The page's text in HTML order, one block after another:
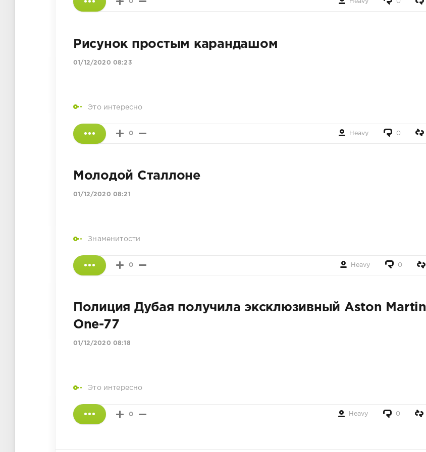
0 Heavy 0
Рисунок простым карандашом
01/12/2020 08:23
Это интересно
0 Heavy 0
Молодой Сталлоне
01/12/2020 08:21
Знаменитости
0 Heavy 0
Полиция Дубая получила эксклюзивный Aston Martin
One-77
01/12/2020 08:18
Это интересно
0 Heavy 0